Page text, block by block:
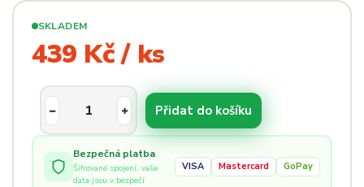
SKLADEM
439 Kč / ks
Přidat do košíku
Bezpečná platba
Šifrované spojení, vaše
data jsou v bezpečí
VISA Mastercard GoPay